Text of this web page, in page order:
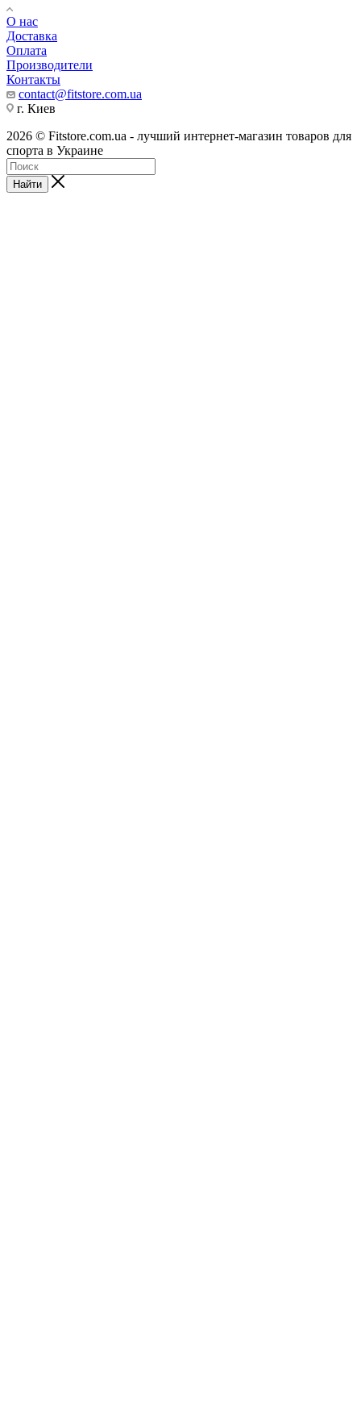
О нас
Доставка
Оплата
Производители
Контакты
contact@fitstore.com.ua
г. Киев
2026 © Fitstore.com.ua - лучший интернет-магазин товаров для
спорта в Украине
Найти